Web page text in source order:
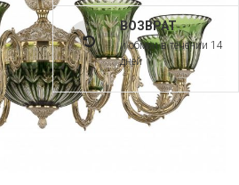
ВОЗВРАТ
и обмен в течении 14
дней